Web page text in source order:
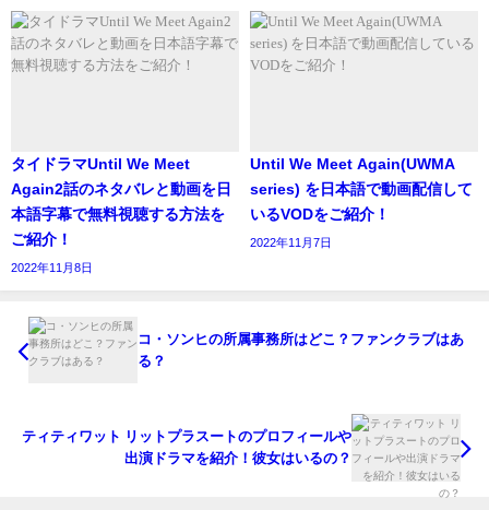
また夢の中で誰かをずっと探し続けていたのです。
二発の銃声がとどろく悪夢も見ていました。
タイドラマUntil We Meet
Again2話のネタバレと動画を日
本語字幕で無料視聴する方法を
ご紹介！
2022年11月8日
Until We Meet Again(UWMA
series) を日本語で動画配信して
いるVODをご紹介！
2022年11月7日
コ・ソンヒの所属事務所はどこ？ファンクラブはあ
る？
ティティワット リットプラスートのプロフィールや
出演ドラマを紹介！彼女はいるの？